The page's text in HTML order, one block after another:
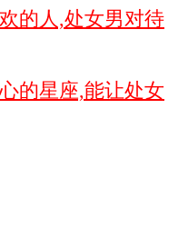
的人,处女男对待
的星座,能让处女